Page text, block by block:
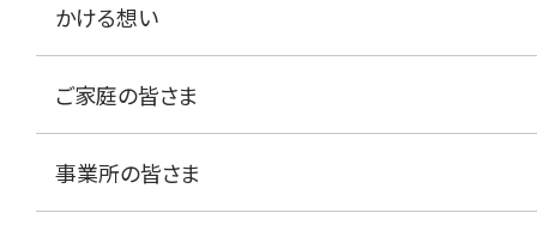
かける想い
ご家庭の皆さま
事業所の皆さま